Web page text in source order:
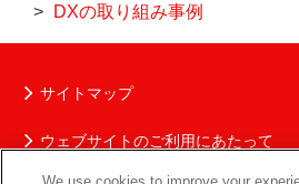
DXの取り組み事例
サイトマップ
ウェブサイトのご利用にあたって